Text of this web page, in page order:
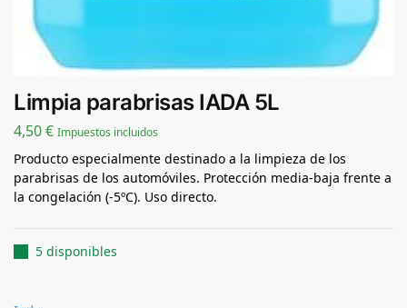
Limpia parabrisas IADA 5L
4,50€ Impuestos incluidos
Producto especialmente destinado a la limpieza de los
parabrisas de los automóviles. Protección media-baja frente a
la congelación (-5ºC). Uso directo.
5 disponibles